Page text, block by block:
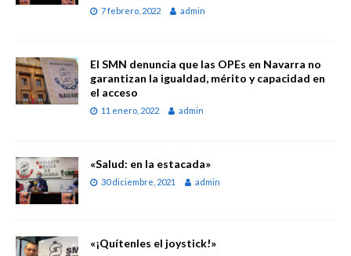
7 febrero, 2022 admin
El SMN denuncia que las OPEs en Navarra no
garantizan la igualdad, mérito y capacidad en
el acceso
11 enero, 2022 admin
«Salud: en la estacada»
30 diciembre, 2021 admin
«¡Quítenles el joystick!»